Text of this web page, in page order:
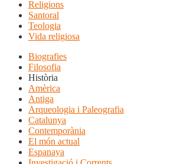
Religions
Santoral
Teologia
Vida religiosa
Biografies
Filosofia
Història
Amèrica
Antiga
Arqueologia i Paleografia
Catalunya
Contemporània
El món actual
Espanaya